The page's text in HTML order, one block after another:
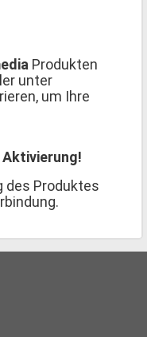
Produkten
unter
um Ihre
des Produktes